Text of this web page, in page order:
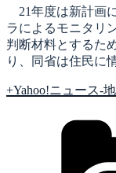
21年度は新計画
ラによるモニタリ
判断材料とするた
り、同省は住民に
+Yahoo!ニュース-